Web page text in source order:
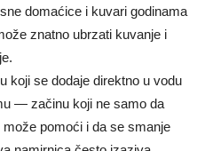
domaćice i kuvari godinama
znatno ubrzati kuvanje i
koji se dodaje direktno u vodu
— začinu koji ne samo da
pomoći i da se smanje